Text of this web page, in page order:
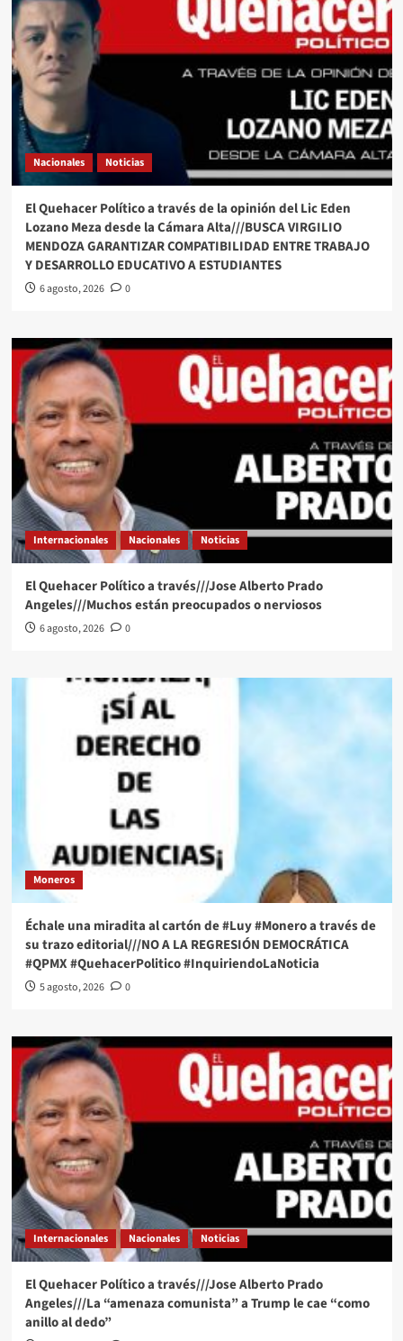
Nacionales Noticias
El Quehacer Político a través de la opinión del Lic Eden
Lozano Meza desde la Cámara Alta///BUSCA VIRGILIO
MENDOZA GARANTIZAR COMPATIBILIDAD ENTRE TRABAJO
Y DESARROLLO EDUCATIVO A ESTUDIANTES
6 agosto, 2026 0
Internacionales Nacionales Noticias
El Quehacer Político a través///Jose Alberto Prado
Angeles///Muchos están preocupados o nerviosos
6 agosto, 2026 0
Moneros
Échale una miradita al cartón de #Luy #Monero a través de
su trazo editorial///NO A LA REGRESIÓN DEMOCRÁTICA
#QPMX #QuehacerPolitico #InquiriendoLaNoticia
5 agosto, 2026 0
Internacionales Nacionales Noticias
El Quehacer Político a través///Jose Alberto Prado
Angeles///La “amenaza comunista” a Trump le cae “como
anillo al dedo”